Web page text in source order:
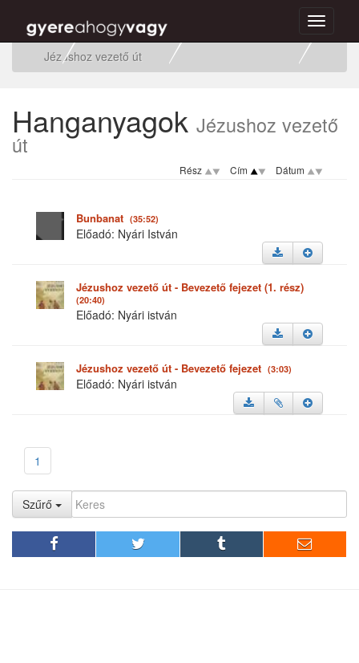
Toggle
Főoldal Hanganyagok
Jézushoz vezető út
Hanganyagok Jézushoz vezető
út
Rész Cím Dátum
Bunbanat (35:52)
Előadó: Nyári István
Jézushoz vezető út - Bevezető fejezet (1. rész)
(20:40)
Előadó: Nyári istván
Jézushoz vezető út - Bevezető fejezet (3:03)
Előadó: Nyári istván
1
Szűrő